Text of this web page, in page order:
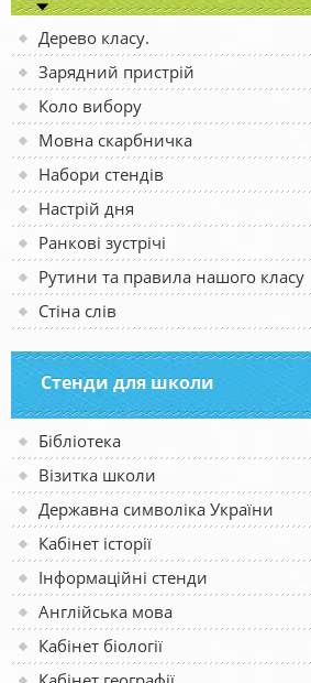
Дерево класу.
Зарядний пристрій
Коло вибору
Мовна скарбничка
Набори стендів
Настрій дня
Ранкові зустрічі
Рутини та правила нашого класу
Стіна слів
Стенди для школи
Бібліотека
Візитка школи
Державна символіка України
Кабінет історії
Інформаційні стенди
Англійська мова
Кабінет біології